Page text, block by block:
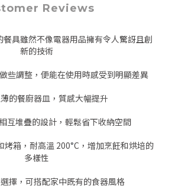
Reviews
具雖然不像電器用品擁有令人驚訝且創
新的技術
些調整，便能在使用時感受到明顯差異
的餐廚器皿，質感大幅提升
堆疊的設計，輕鬆省下收納空間
烤箱，耐高溫 200°C，增加烹飪和烘培的
多樣性
擇，可搭配家中既有的食器風格